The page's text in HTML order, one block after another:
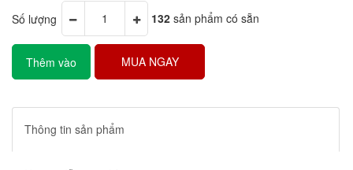
Số lượng 132 sản phẩm có sẵn
Thêm vào MUA NGAY
Thông tin sản phẩm